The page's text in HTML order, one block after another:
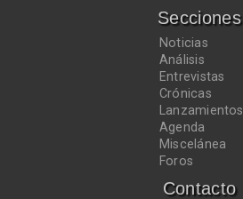
Secciones
Noticias
Análisis
Entrevistas
Crónicas
Lanzamientos
Agenda
Miscelánea
Foros
Contacto